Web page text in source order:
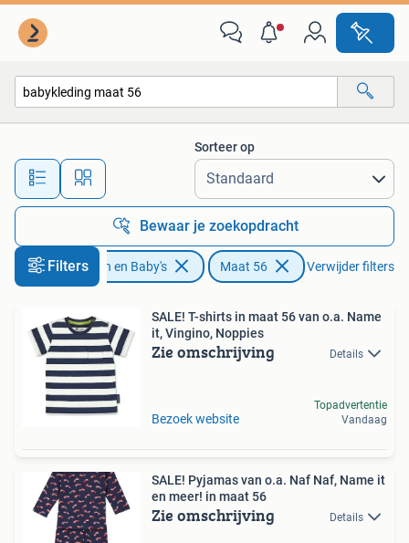
Alle afstanden…
Sorteer op
Bewaar je zoekopdracht
Filters
Kinderen en Baby's Maat 56 Verwijder filters
SALE! T-shirts in maat 56 van o.a. Name
it, Vingino, Noppies
Zie omschrijving Details
Bezoek website
Topadvertentie
Vandaag
SALE! Pyjamas van o.a. Naf Naf, Name it
en meer! in maat 56
Zie omschrijving Details